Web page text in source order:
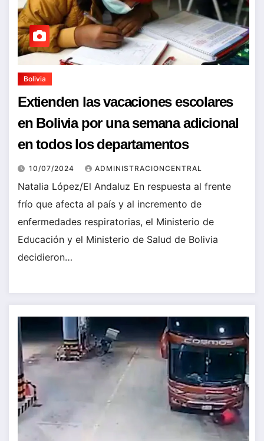
Bolivia
Extienden las vacaciones escolares
en Bolivia por una semana adicional
en todos los departamentos
10/07/2024 ADMINISTRACIONCENTRAL
Natalia López/El Andaluz En respuesta al frente
frío que afecta al país y al incremento de
enfermedades respiratorias, el Ministerio de
Educación y el Ministerio de Salud de Bolivia
decidieron…